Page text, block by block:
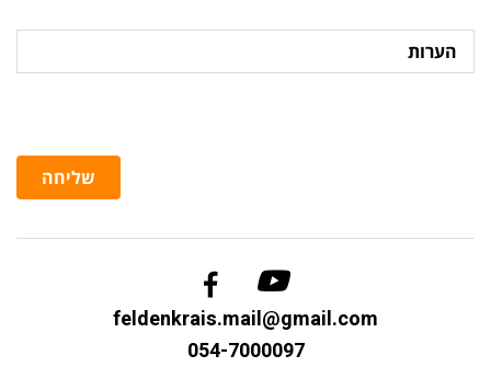
הערות
שליחה
feldenkrais.mail@gmail.com
054-7000097